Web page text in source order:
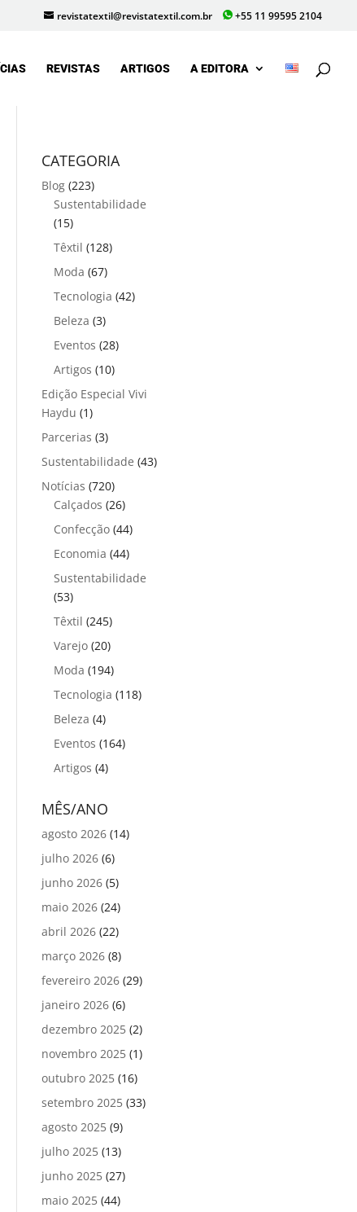
+55 11 99595 2104
revistatextil@revistatextil.com.br
REVISTAS ARTIGOS A EDITORA
CATEGORIA
Blog (223)
Sustentabilidade
(15)
Têxtil (128)
Moda (67)
Tecnologia (42)
Beleza (3)
Eventos (28)
Artigos (10)
Edição Especial Vivi
Haydu (1)
Parcerias (3)
Sustentabilidade (43)
Notícias (720)
Calçados (26)
Confecção (44)
Economia (44)
Sustentabilidade
(53)
Têxtil (245)
Varejo (20)
Moda (194)
Tecnologia (118)
Beleza (4)
Eventos (164)
Artigos (4)
MÊS/ANO
agosto 2026 (14)
julho 2026 (6)
junho 2026 (5)
maio 2026 (24)
abril 2026 (22)
março 2026 (8)
fevereiro 2026 (29)
janeiro 2026 (6)
dezembro 2025 (2)
novembro 2025 (1)
outubro 2025 (16)
setembro 2025 (33)
agosto 2025 (9)
julho 2025 (13)
junho 2025 (27)
maio 2025 (44)